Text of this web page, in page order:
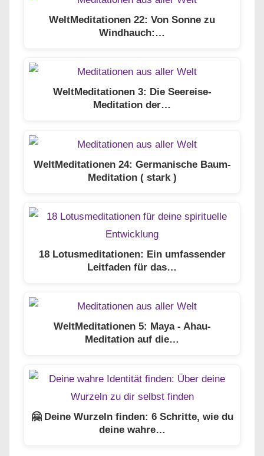
WeltMeditationen 22: Von Sonne zu
Windhauch:…
WeltMeditationen 3: Die Seereise-
Meditation der…
WeltMeditationen 24: Germanische Baum-
Meditation ( stark )
18 Lotusmeditationen: Ein umfassender
Leitfaden für das…
WeltMeditationen 5: Maya - Ahau-
Meditation auf die…
🤗 Deine Wurzeln finden: 6 Schritte, wie du
deine wahre…